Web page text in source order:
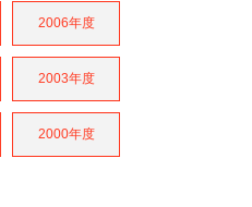
2006年度
2003年度
2000年度